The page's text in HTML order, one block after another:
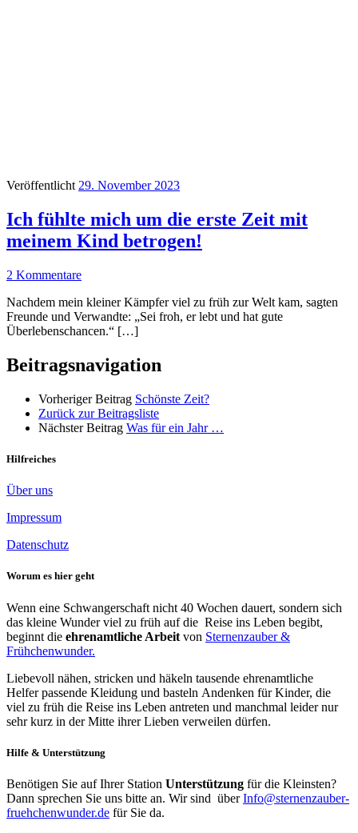
Veröffentlicht 29. November 2023
Ich fühlte mich um die erste Zeit mit
meinem Kind betrogen!
2 Kommentare
Nachdem mein kleiner Kämpfer viel zu früh zur Welt kam, sagten
Freunde und Verwandte: „Sei froh, er lebt und hat gute
Überlebenschancen.“ […]
Beitragsnavigation
Vorheriger Beitrag Schönste Zeit?
Zurück zur Beitragsliste
Nächster Beitrag Was für ein Jahr …
Hilfreiches
Über uns
Impressum
Datenschutz
Worum es hier geht
Wenn eine Schwangerschaft nicht 40 Wochen dauert, sondern sich
das kleine Wunder viel zu früh auf die Reise ins Leben begibt,
beginnt die ehrenamtliche Arbeit von Sternenzauber &
Frühchenwunder.
Liebevoll nähen, stricken und häkeln tausende ehrenamtliche
Helfer passende Kleidung und basteln Andenken für Kinder, die
viel zu früh die Reise ins Leben antreten und manchmal leider nur
sehr kurz in der Mitte ihrer Lieben verweilen dürfen.
Hilfe & Unterstützung
Benötigen Sie auf Ihrer Station Unterstützung für die Kleinsten?
Dann sprechen Sie uns bitte an. Wir sind überInfo@sternenzauber-
fruehchenwunder.de für Sie da.